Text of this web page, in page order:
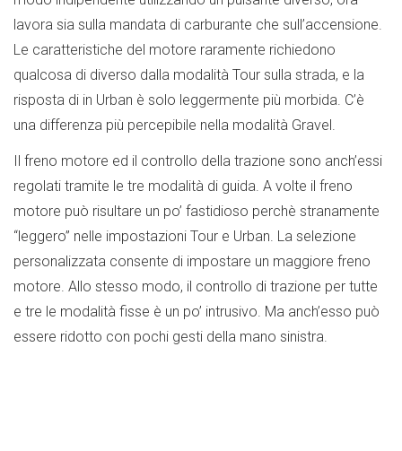
lavora sia sulla mandata di carburante che sull’accensione.
Le caratteristiche del motore raramente richiedono
qualcosa di diverso dalla modalità Tour sulla strada, e la
risposta di in Urban è solo leggermente più morbida. C’è
una differenza più percepibile nella modalità Gravel.
Il freno motore ed il controllo della trazione sono anch’essi
regolati tramite le tre modalità di guida. A volte il freno
motore può risultare un po’ fastidioso perchè stranamente
“leggero” nelle impostazioni Tour e Urban. La selezione
personalizzata consente di impostare un maggiore freno
motore. Allo stesso modo, il controllo di trazione per tutte
e tre le modalità fisse è un po’ intrusivo. Ma anch’esso può
essere ridotto con pochi gesti della mano sinistra.